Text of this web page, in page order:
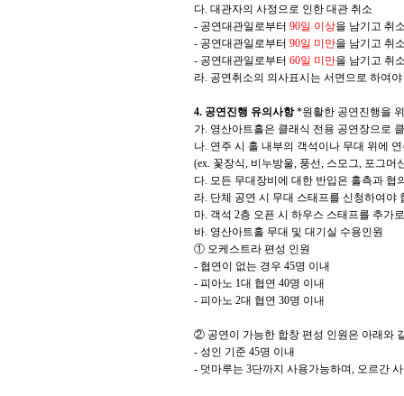
다. 대관자의 사정으로 인한 대관 취소
- 공연대관일로부터 90일 이상을 남기고 취
- 공연대관일로부터 90일 미만을 남기고 취
- 공연대관일로부터 60일 미만을 남기고 취
라. 공연취소의 의사표시는 서면으로 하여야
4. 공연진행 유의사항*원활한 공연진행을
가. 영산아트홀은 클래식 전용 공연장으로
나. 연주 시 홀 내부의 객석이나 무대 위에
(ex. 꽃장식, 비누방울, 풍선, 스모그, 포그머
다. 모든 무대장비에 대한 반입은 홀측과 협
라. 단체 공연 시 무대 스태프를 신청하여야
마. 객석 2층 오픈 시 하우스 스태프를 추가
바. 영산아트홀 무대 및 대기실 수용인원
① 오케스트라 편성 인원
- 협연이 없는 경우 45명 이내
- 피아노 1대 협연 40명 이내
- 피아노 2대 협연 30명 이내
② 공연이 가능한 합창 편성 인원은 아래와
- 성인 기준 45명 이내
- 덧마루는 3단까지 사용가능하며, 오르간